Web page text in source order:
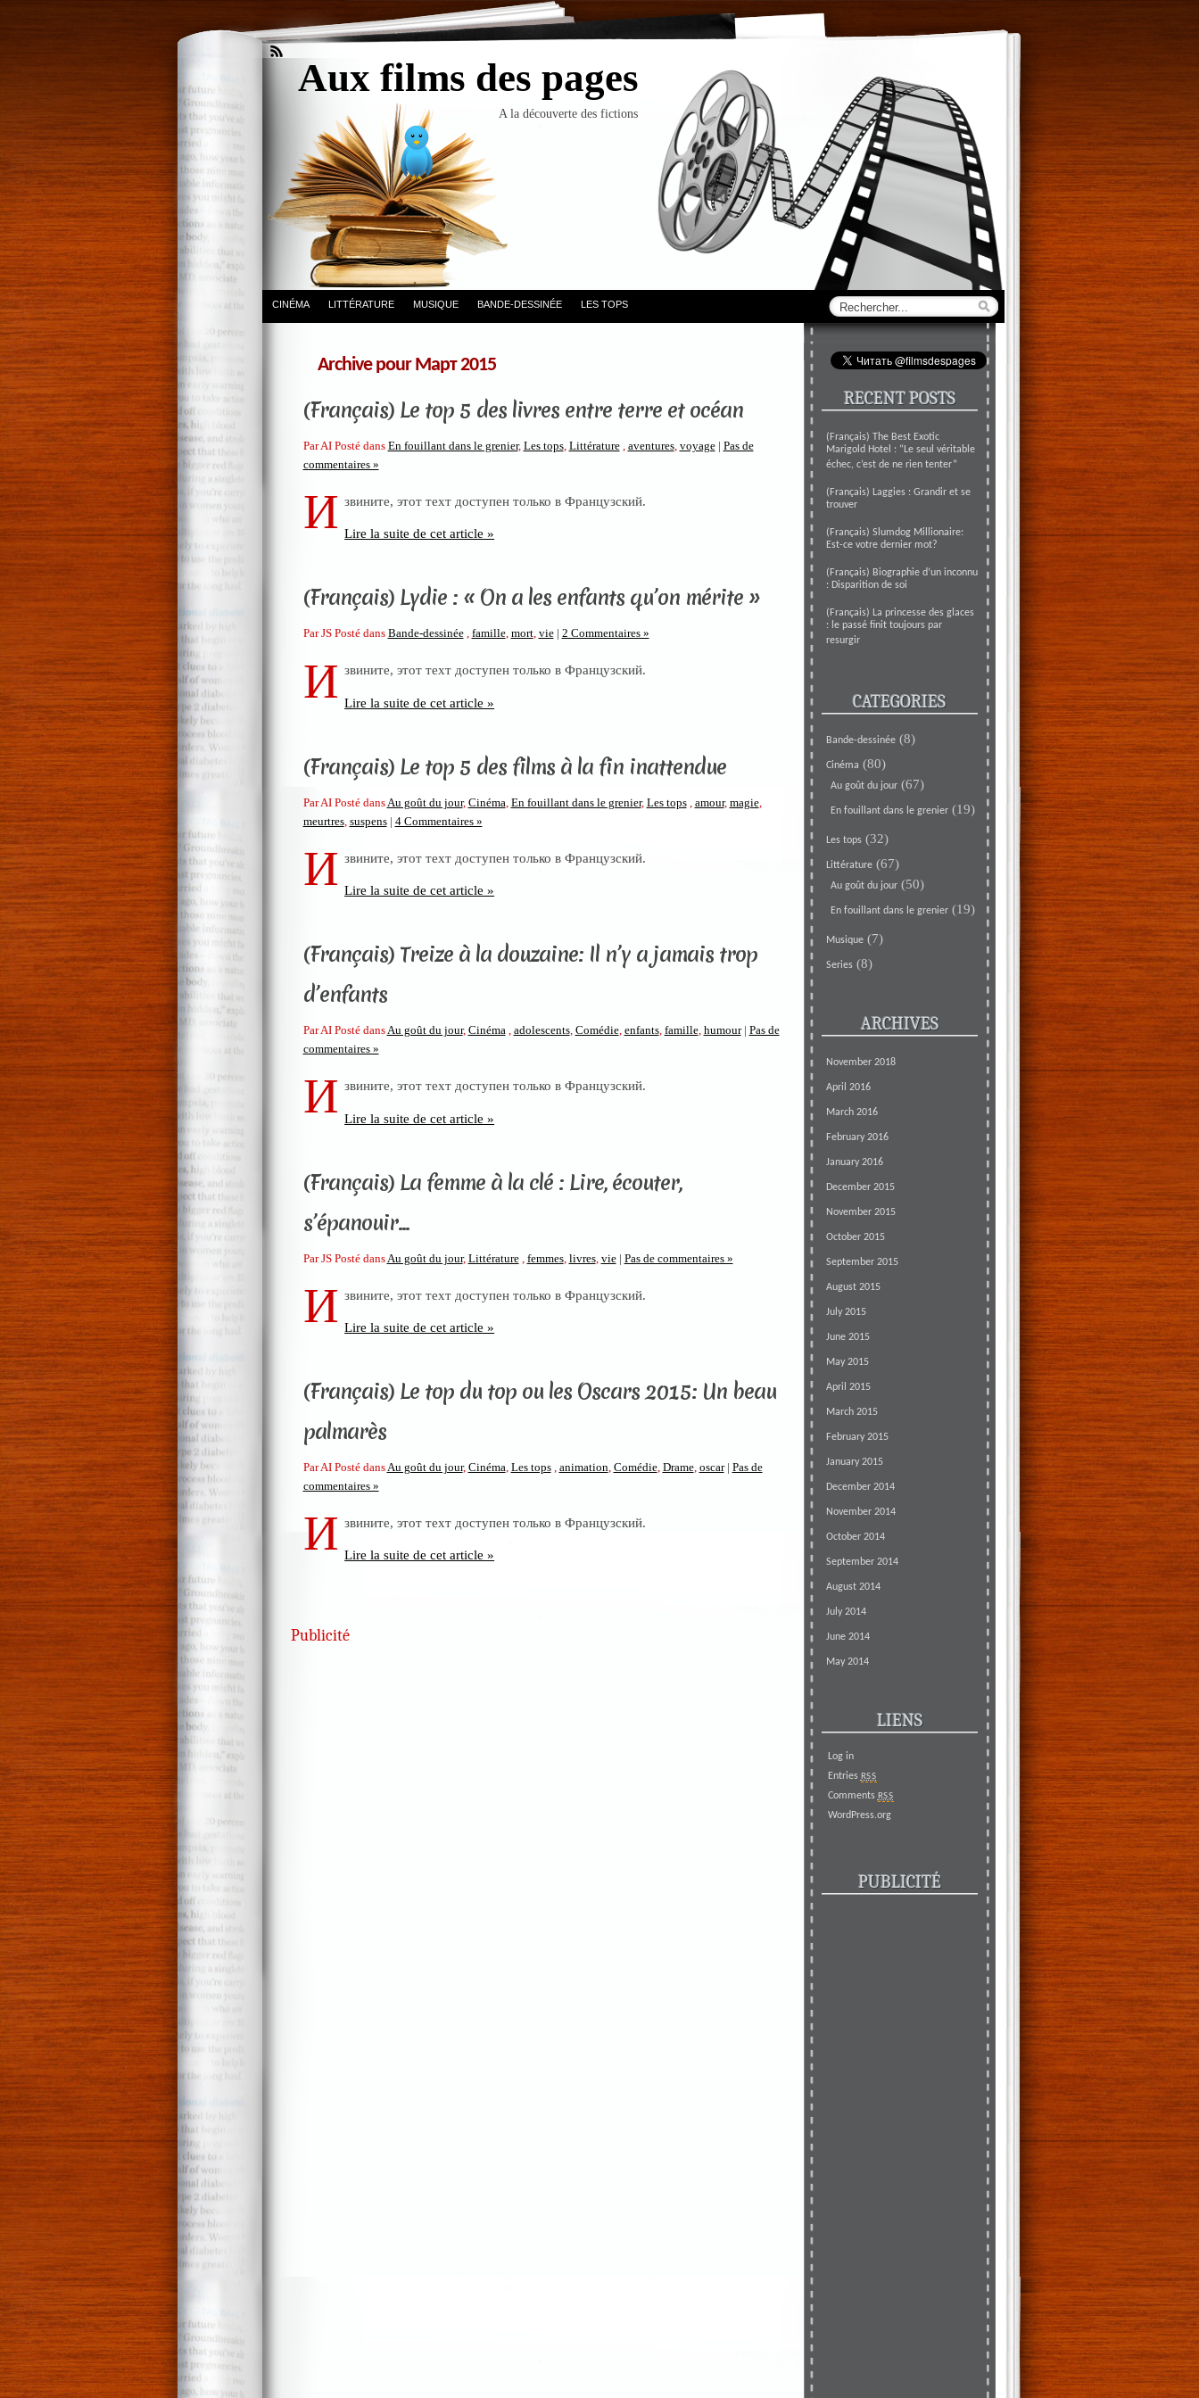
Aux films des pages
A la découverte des fictions
CINÉMA LITTÉRATURE MUSIQUE BANDE-DESSINÉE LES TOPS
Archive pour Март 2015
(Français) Le top 5 des livres entre terre et océan
Par AI Posté dans En fouillant dans le grenier, Les tops, Littérature, aventures, voyage | Pas de
commentaires »
И звините, этот техт доступен только в Французский.
Lire la suite de cet article »
(Français) Lydie : « On a les enfants qu’on mérite »
Par JS Posté dans Bande-dessinée, famille, mort, vie | 2 Commentaires »
И звините, этот техт доступен только в Французский.
Lire la suite de cet article »
(Français) Le top 5 des films à la fin inattendue
Par AI Posté dans Au goût du jour, Cinéma En fouillant dans le grenier, Les tops, amour, magie,
meurtres, suspens | 4 Commentaires »
И звините, этот техт доступен только в Французский.
Lire la suite de cet article »
(Français) Treize à la douzaine: Il n’y a jamais trop
d’enfants
Par AI Posté dansAu goût du jour, Cinéma, adolescents, Comédie, enfants, famille, humour | Pas de
commentaires »
И звините, этот техт доступен только в Французский.
Lire la suite de cet article »
(Français) La femme à la clé : Lire, écouter,
s’épanouir…
Par JS Posté dans Au goût du jour, Littérature, femmes, livres, vie | Pas de commentaires »
И звините, этот техт доступен только в Французский.
Lire la suite de cet article »
(Français) Le top du top ou les Oscars 2015: Un beau
palmarès
Par AI Posté dans Au goût du jour, Cinéma Les tops, animation Comédie, Drame, oscar | Pas de
commentaires »
И звините, этот техт доступен только в Французский.
Lire la suite de cet article »
Publicité
RECENT POSTS
(Français) The Best Exotic
Marigold Hotel : “Le seul véritable
échec, c’est de ne rien tenter”
(Français) Laggies : Grandir et se
trouver
(Français) Slumdog Millionaire:
Est-ce votre dernier mot?
(Français) Biographie d’un inconnu
: Disparition de soi
(Français) La princesse des glaces
: le passé finit toujours par
resurgir
CATEGORIES
Bande-dessinée(8)
Cinéma (80)
Au goût du jour(67)
En fouillant dans le grenier(19)
Les tops(32)
Littérature(67)
Au goût du jour(50)
En fouillant dans le grenier(19)
Musique(7)
Series(8)
ARCHIVES
November 2018
April 2016
March 2016
February 2016
January 2016
December 2015
November 2015
October 2015
September 2015
August 2015
July 2015
June 2015
May 2015
April 2015
March 2015
February 2015
January 2015
December 2014
November 2014
October 2014
September 2014
August 2014
July 2014
June 2014
May 2014
LIENS
Log in
Entries RSS
Comments RSS
WordPress.org
PUBLICITÉ